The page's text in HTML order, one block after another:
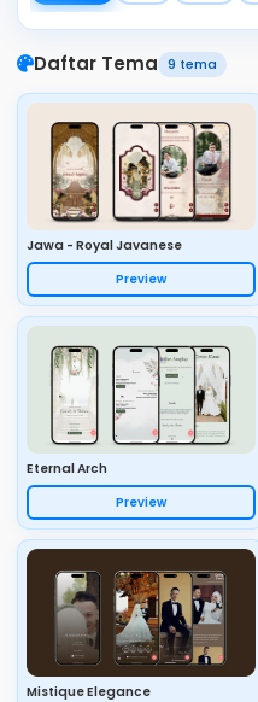
Daftar Tema 9 tema
Jawa - Royal Javanese
Preview
Eternal Arch
Preview
Mistique Elegance